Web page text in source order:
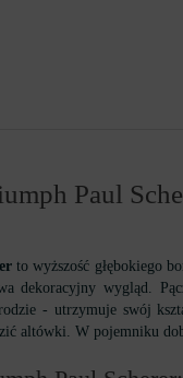
Paul
to wyższość głębokiego
dekoracyjny wygląd.
- utrzymuje swój
altówki. W pojemniku